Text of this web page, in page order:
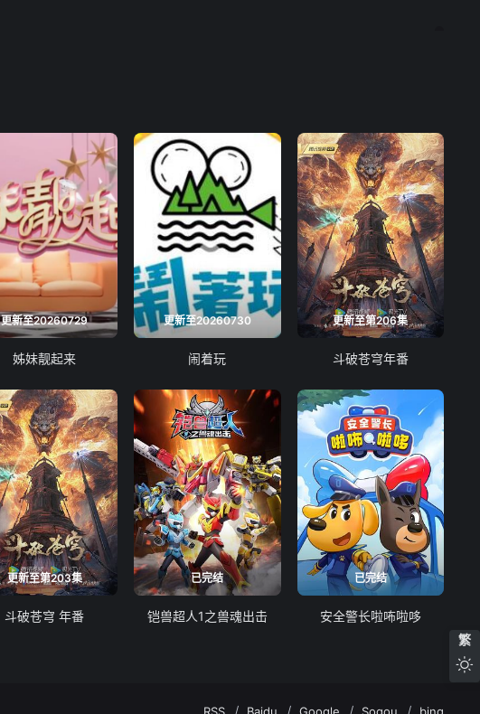
更新至20260729
姊妹靓起来
更新至20260730
闹着玩
更新至第206集
斗破苍穹年番
更新至第203集
斗破苍穹 年番
已完结
铠兽超人1之兽魂出击
已完结
安全警长啦咘啦哆
繁
RSS Baidu Google Sogou bing